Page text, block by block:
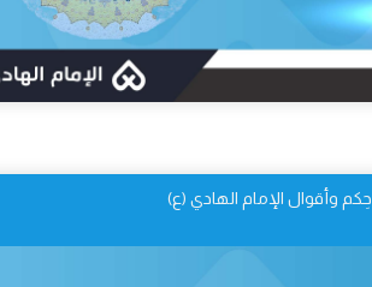
حِكم وأقوال الإمام الهادي (ع)